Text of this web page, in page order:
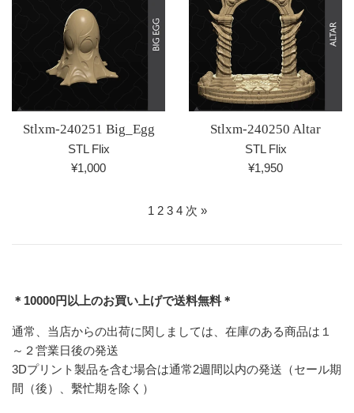
Stlxm-240251 Big_Egg
STL Flix
通
¥1,000
Stlxm-240250 Altar
STL Flix
通
¥1,950
1 2 3 4 次 »
＊10000円以上のお買い上げで送料無料＊
通常、当店からの出荷に関しましては、在庫のある商品は１
～２営業日後の発送
3Dプリント製品を含む場合は通常2週間以内の発送（セール期
間（後）、繫忙期を除く）